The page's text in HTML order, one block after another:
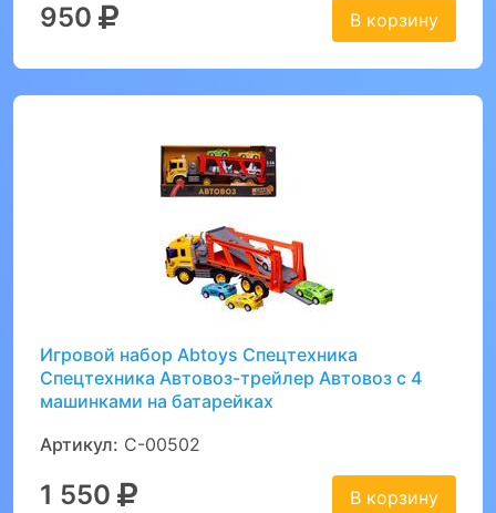
950 В корзину
Игровой набор Abtoys Спецтехника
Спецтехника Автовоз-трейлер Автовоз с 4
машинками на батарейках
Артикул: C-00502
1 550 В корзину